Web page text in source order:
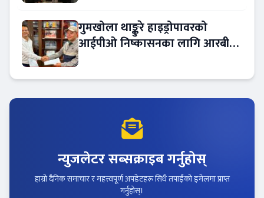
गुमखोला थाङ्कुरे हाइड्रोपावरको
आईपीओ निष्कासनका लागि आरबीबी
न्युजलेटर सब्सक्राइब गर्नुहोस्
हाम्रो दैनिक समाचार र महत्त्वपूर्ण अपडेटहरू सिधै तपाईंको इमेलमा प्राप्त
गर्नुहोस्।